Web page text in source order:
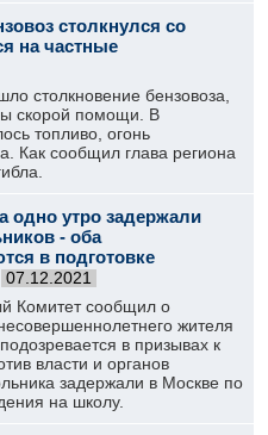
столкнулся со
на частные
столкновение бензовоза,
скорой помощи. В
топливо, огонь
Как сообщил глава региона
одно утро задержали
- оба
в подготовке
07.12.2021
Комитет сообщил о
жителя
в призывах к
власти и органов
задержали в Москве по
на школу.